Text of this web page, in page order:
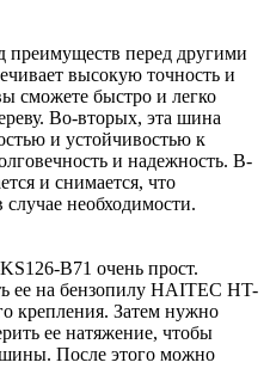
перед другими
высокую точность и
сможете быстро и легко
Во-вторых, эта шина
и устойчивостью к
и надежность. В-
и снимается, что
случае необходимости.
B71 очень прост.
ее на бензопилу HAITEC HT-
крепления. Затем нужно
ее натяжение, чтобы
После этого можно